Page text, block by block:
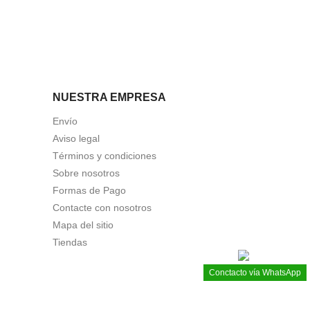
NUESTRA EMPRESA
Envío
Aviso legal
Términos y condiciones
Sobre nosotros
Formas de Pago
Contacte con nosotros
Mapa del sitio
Tiendas
Conctacto vía WhatsApp